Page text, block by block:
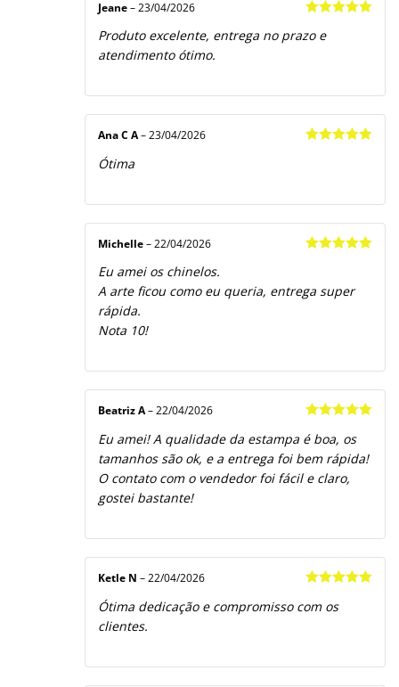
de 5
Jeane – 23/04/2026
Produto excelente, entrega no prazo e
atendimento ótimo.
Ana C A– 23/04/2026
Ótima
Michelle – 22/04/2026
Eu amei os chinelos.
A arte ficou como eu queria, entrega super
rápida.
Nota 10!
de 5
Beatriz A– 22/04/2026
Eu amei! A qualidade da estampa é boa, os
tamanhos são ok, e a entrega foi bem rápida!
O contato com o vendedor foi fácil e claro,
gostei bastante!
de 5
Ketle N – 22/04/2026
Ótima dedicação e compromisso com os
clientes.